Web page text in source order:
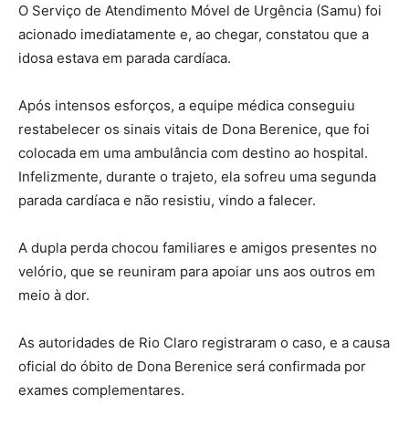
O Serviço de Atendimento Móvel de Urgência (Samu) foi
acionado imediatamente e, ao chegar, constatou que a
idosa estava em parada cardíaca.
Após intensos esforços, a equipe médica conseguiu
restabelecer os sinais vitais de Dona Berenice, que foi
colocada em uma ambulância com destino ao hospital.
Infelizmente, durante o trajeto, ela sofreu uma segunda
parada cardíaca e não resistiu, vindo a falecer.
A dupla perda chocou familiares e amigos presentes no
velório, que se reuniram para apoiar uns aos outros em
meio à dor.
As autoridades de Rio Claro registraram o caso, e a causa
oficial do óbito de Dona Berenice será confirmada por
exames complementares.